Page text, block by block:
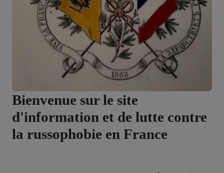
Bienvenue sur le site
d'information et de lutte contre
la russophobie en France